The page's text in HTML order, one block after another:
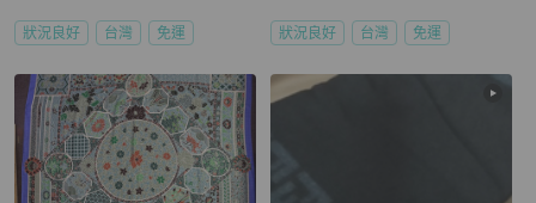
狀況良好 台灣 免運 狀況良好 台灣 免運